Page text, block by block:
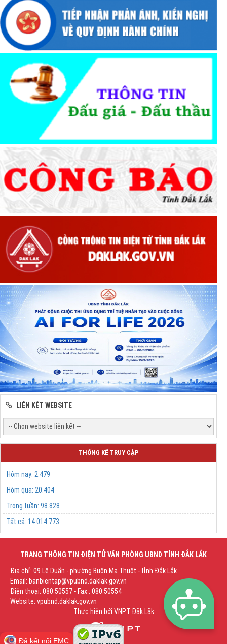
LIÊN KẾT WEBSITE
THỐNG KÊ TRUY CẬP
Hôm nay: 2.479
Hôm qua: 20.404
Trong tuần: 98.828
Tất cả: 14.014.773
TRANG THÔNG TIN ĐIỆN TỬ VĂN PHÒNG UBND TỈNH ĐẮK LẮK
Địa chỉ: 09 Lê Duẩn - phường Buôn Ma Thuột - tỉnh Đắk Lắk
Email: banbientap@vpubnd.daklak.gov.vn
Điện thoại: 080.50557 - Fax : 080.50554
Website: vpubnd.daklak.gov.vn
Thực hiện bởi VNPT Đắk Lắk
Đã kết nối EMC